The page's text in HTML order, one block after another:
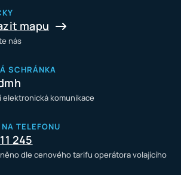
mapu
nás
SCHRÁNKA
elektronická komunikace
TELEFONU
245
dle cenového tarifu operátora volajícího